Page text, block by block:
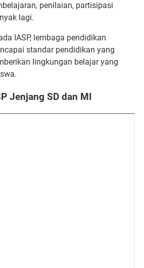
penilaian, partisipasi
lagi.
IASP, lembaga pendidikan
standar pendidikan yang
lingkungan belajar yang
Jenjang SD dan MI